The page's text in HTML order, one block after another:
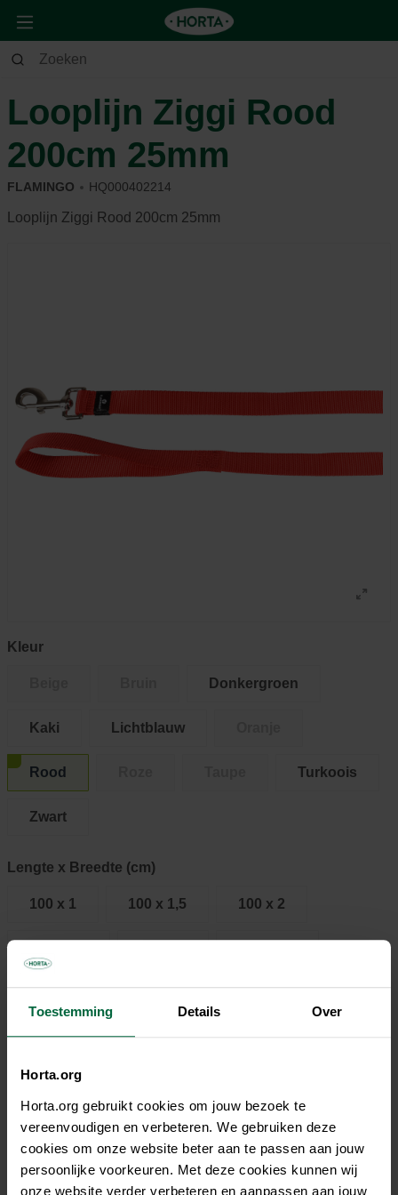
Toestemming Details Over
Horta.org
Horta.org gebruikt cookies om jouw bezoek te
vereenvoudigen en verbeteren. We gebruiken deze
cookies om onze website beter aan te passen aan jouw
persoonlijke voorkeuren. Met deze cookies kunnen wij
onze website verder verbeteren en aanpassen aan jouw
Dier Hond
Looplijn Ziggi Rood
200cm 25mm
FLAMINGO HQ000402214
Looplijn Ziggi Rood 200cm 25mm
Kleur
Donkergroen
Kaki Lichtblauw
Rood Turkoois
Zwart
Lengte x Breedte (cm)
100 x 1 100 x 1,5 100 x 2
130 x 2 130 x 2,5 200 x 2
200 x 2,5
€ 8,95
Niet elke winkel heeft hetzelfde assortiment